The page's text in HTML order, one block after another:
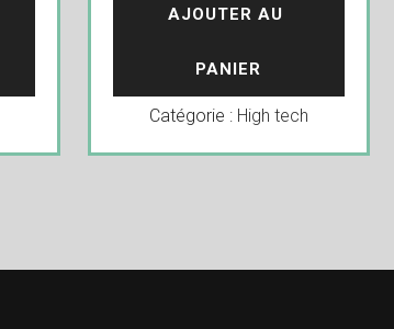
AJOUTER AU
PANIER
Catégorie : High tech